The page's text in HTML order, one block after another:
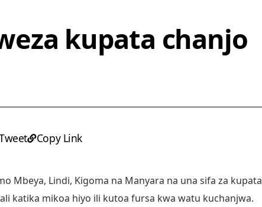
kupata chanjo
Copy Link
Mbeya, Lindi, Kigoma na Manyara na una sifa za kupata
katika mikoa hiyo ili kutoa fursa kwa watu kuchanjwa.